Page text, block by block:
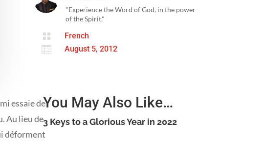
"Experience the Word of God, in the power
of the Spirit."
 French
 August 5, 2012
essaie de
Au lieu de
déforment
You May Also Like…
3 Keys to a Glorious Year in 2022